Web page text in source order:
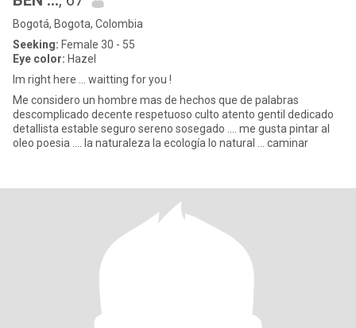
Bogotá, Bogota, Colombia
Seeking: Female 30 - 55
Eye color: Hazel
Im right here ... waitting for you !
Me considero un hombre mas de hechos que de palabras
descomplicado decente respetuoso culto atento gentil dedicado
detallista estable seguro sereno sosegado .... me gusta pintar al
oleo poesia .... la naturaleza la ecología lo natural ... caminar